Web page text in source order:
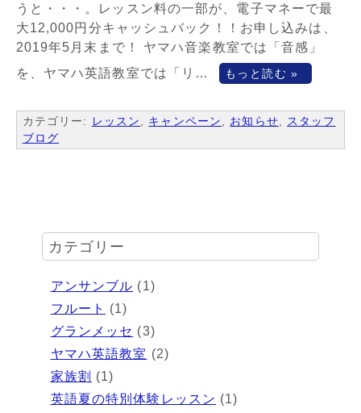
うと・・・。レッスン料の一部が、電子マネーで最
大12,000円分キャッシュバック！！お申し込みは、
2019年5月末まで！ ヤマハ音楽教室では「音感」
を、ヤマハ英語教室では「リ…
もっと読む »
カテゴリー: レッスン, キャンペーン, お知らせ, スタッフ
ブログ
カテゴリー
アンサンブル (1)
フルート
(1)
グランメッセ (3)
ヤマハ英語教室 (2)
家族割 (1)
英語夏の特別体験レッスン (1)